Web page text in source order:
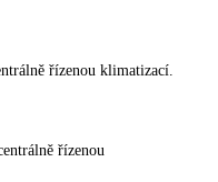
řízenou klimatizací.
řízenou